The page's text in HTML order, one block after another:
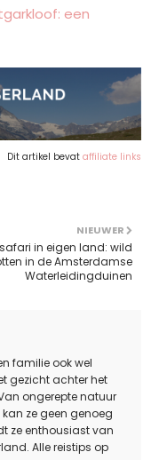
een
Dit artikel bevat affiliate links
NIEUWER
in eigen land: wild
in de Amsterdamse
Waterleidingduinen
familie ook wel
gezicht achter het
ongerepte natuur
ze geen genoeg
ze enthousiast van
Alle reistips op